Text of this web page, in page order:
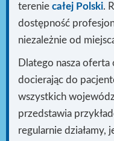
terenie całej Polski.
dostępność
niezależnie od
Dlatego nasza oferta
docierając do
wszystkich
przedstawia
regularnie działamy,